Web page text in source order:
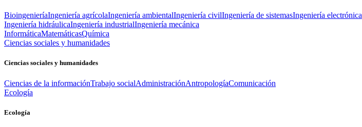
BioingenieríaIngeniería agrícolaIngeniería ambientalIngeniería civilIngeniería de sistemasIngeniería electrónica
Ingeniería hidráulicaIngeniería industrialIngeniería mecánica
InformáticaMatemáticasQuímica
Ciencias sociales y humanidades
Ciencias sociales y humanidades
Ciencias de la informaciónTrabajo socialAdministraciónAntropologíaComunicación
Ecología
Ecología